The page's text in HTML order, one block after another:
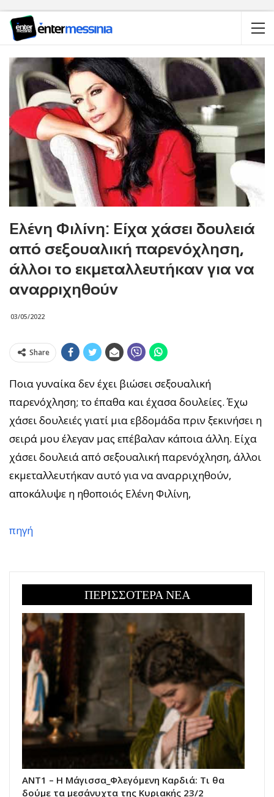
Ελένη Φιλίνη: Είχα χάσει δουλειά
από σεξουαλική παρενόχληση,
άλλοι το εκμεταλλευτήκαν για να
αναρριχηθούν
03/05/2022
Share
Ποια γυναίκα δεν έχει βιώσει σεξουαλική
παρενόχληση; το έπαθα και έχασα δουλείες. Έχω
χάσει δουλειές γιατί μια εβδομάδα πριν ξεκινήσει η
σειρά μου έλεγαν μας επέβαλαν κάποια άλλη. Είχα
χάσει δουλειά από σεξουαλική παρενόχληση, άλλοι
εκμεταλλευτήκαν αυτό για να αναρριχηθούν,
αποκάλυψε η ηθοποιός Ελένη Φιλίνη,
πηγή
ΠΕΡΙΣΣΟΤΕΡΑ ΝΕΑ
ΑΝΤ1 – Η Μάγισσα_Φλεγόμενη Καρδιά: Τι θα
δούμε τα μεσάνυχτα της Κυριακής 23/2